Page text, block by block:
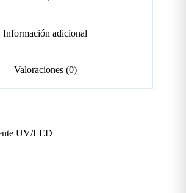
Información adicional
Valoraciones (0)
UV/LED